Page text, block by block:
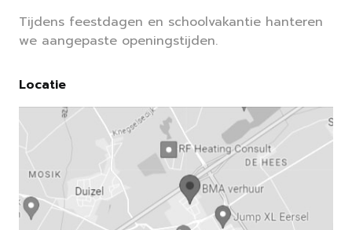
Tijdens feestdagen en schoolvakantie hanteren
we aangepaste openingstijden.
Locatie